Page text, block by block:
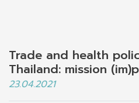
Trade and health
Thailand: mission
23.04.2021